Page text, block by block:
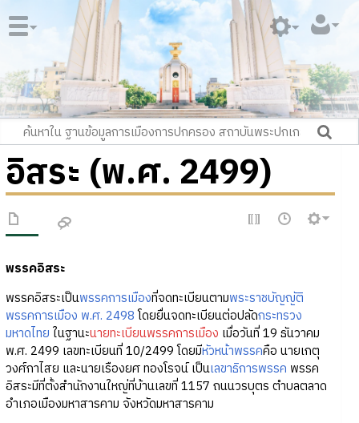
อิสระ (พ.ศ. 2499)
พรรคอิสระ
พรรคอิสระเป็นพรรคการเมืองที่จดทะเบียนตามพระราชบัญญัติ
พรรคการเมือง พ.ศ. 2498โดยยื่นจดทะเบียนต่อปลัดกระทรวง
มหาดไทย ในฐานะนายทะเบียนพรรคการเมือง เมื่อวันที่ 19 ธันวาคม
พ.ศ. 2499 เลขทะเบียนที่ 10/2499 โดยมีหัวหน้าพรรคคือ นายเกตุ
วงศ์กาไสย และนายเรืองยศ ทองโรจน์ เป็นเลขาธิการพรรค พรรค
อิสระมีที่ตั้งสำนักงานใหญ่ที่บ้านเลขที่ 1157 ถนนวรบุตร ตำบลตลาด
อำเภอเมืองมหาสารคาม จังหวัดมหาสารคาม